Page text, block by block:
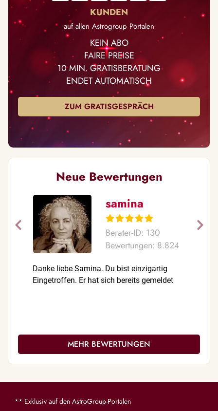
auf allen Astrogroup Portalen
KEIN ABO
FAIRE PREISE
10 MIN. GRATISBERATUNG
ENDET AUTOMATISCH
ZUM GRATISGESPRÄCH
Neue Bewertungen
samina
Berater-ID: 130
Bewertungen: 8.824
Danke liebe Samina. Du bist einzigartig
Eingetroffen. Er hat sich bereits gemeldet
MEHR BEWERTUNGEN
** Exklusiv auf den AstroGroup-Portalen